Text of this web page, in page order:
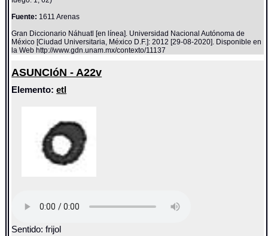
Fuente: 1611 Arenas
Gran Diccionario Náhuatl [en línea]. Universidad Nacional Autónoma de
México [Ciudad Universitaria, México D.F.]: 2012 [29-08-2020]. Disponible en
la Web http://www.gdn.unam.mx/contexto/11137
ASUNCIóN - A22v
Elemento:etl
Sentido: frijol